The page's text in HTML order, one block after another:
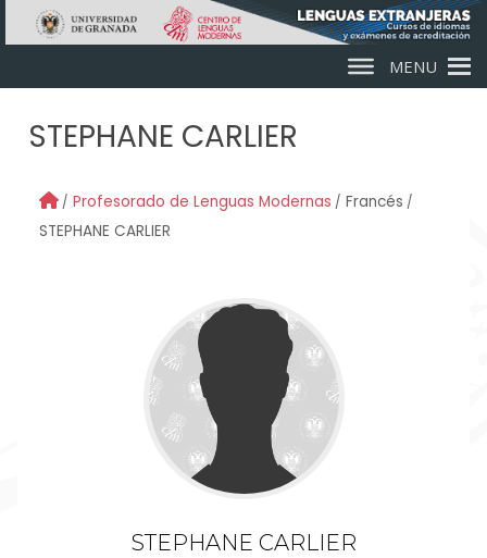
Skip to main content
MENU
STEPHANE CARLIER
Profesorado de Lenguas Modernas
Francés
STEPHANE CARLIER
STEPHANE CARLIER